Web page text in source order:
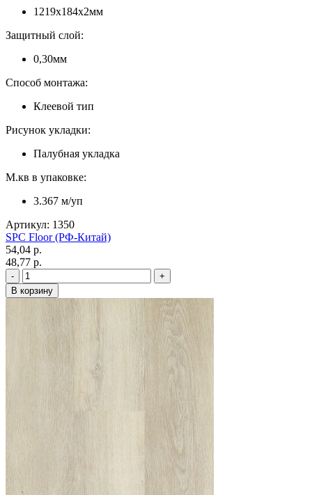
1219х184х2мм
Защитный слой:
0,30мм
Способ монтажа:
Клеевой тип
Рисунок укладки:
Палубная укладка
М.кв в упаковке:
3.367 м/уп
Артикул: 1350
SPC Floor (РФ-Китай)
54,04 p.
48,77 p.